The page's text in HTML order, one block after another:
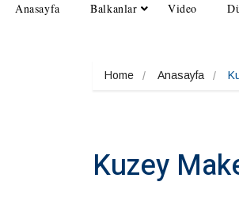
Anasayfa Balkanlar Video
Home Anasayfa
Kuzey